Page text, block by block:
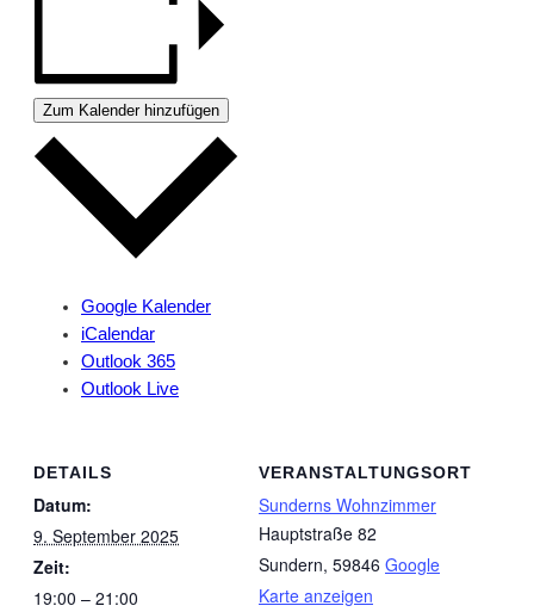
Zum Kalender hinzufügen
Google Kalender
iCalendar
Outlook 365
Outlook Live
DETAILS
Datum:
9. September 2025
Zeit:
19:00 – 21:00
VERANSTALTUNGSORT
Sunderns Wohnzimmer
Hauptstraße 82
Sundern, 59846 Google
Karte anzeigen